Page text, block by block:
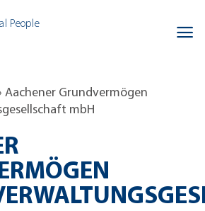
People
Aachener Grundvermögen
mbH